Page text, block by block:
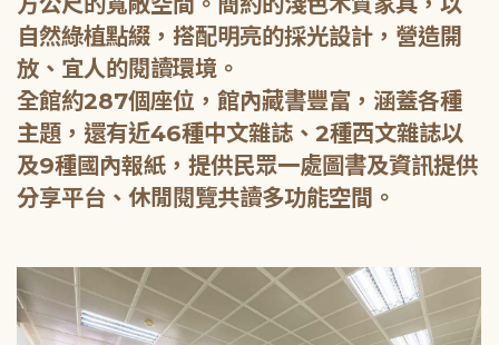
自然綠植點綴，搭配明亮的採光設計，營造開
放、宜人的閱讀環境。
全館約287個座位，館內藏書豐富，涵蓋各種
主題，還有近46種中文雜誌、2種西文雜誌以
及9種國內報紙，提供民眾一處圖書及資訊提供